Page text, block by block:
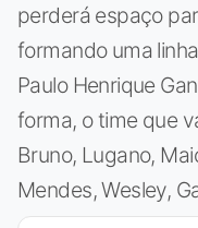
perderá espaço
formando uma
Paulo Henrique
forma, o time que
Bruno, Lugano,
Mendes, Wesley,